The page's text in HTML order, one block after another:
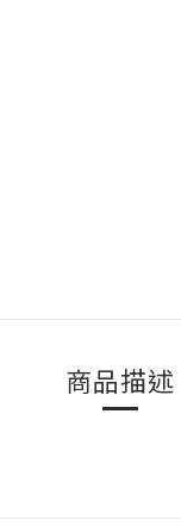
商品描述